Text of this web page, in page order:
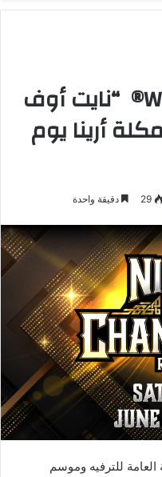
الرياض تستضيفWWE® “نايت أوف
أرينا يوم
29 دقيقة واحدة
العامة للترفيه وموسم